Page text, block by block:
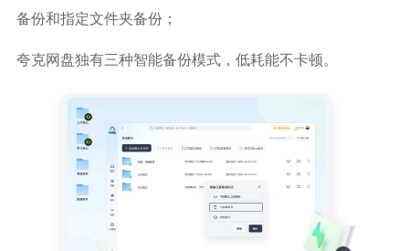
备份和指定文件夹备份；
夸克网盘独有三种智能备份模式，低耗能不卡顿。